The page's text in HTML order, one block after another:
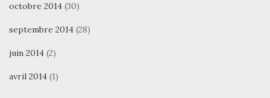
octobre 2014 (30)
septembre 2014 (28)
juin 2014 (2)
avril 2014 (1)